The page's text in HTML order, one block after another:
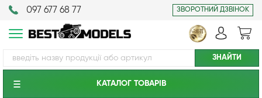
097 677 68 77 ЗВОРОТНИЙ ДЗВІНОК
КАТАЛОГ ТОВАРIВ